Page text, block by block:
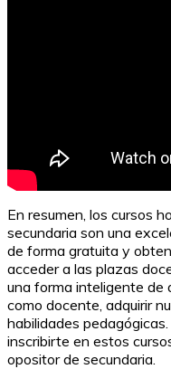
En resumen, los cursos
secundaria son una
de forma gratuita y
acceder a las plazas
una forma inteligente de
como docente, adquirir
habilidades
inscribirte en estos
opositor de secundaria.